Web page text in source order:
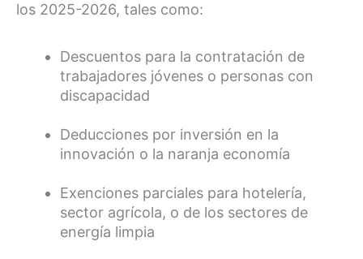
los 2025-2026, tales como:
Descuentos para la contratación de
trabajadores jóvenes o personas con
discapacidad
Deducciones por inversión en la
innovación o la naranja economía
Exenciones parciales para hotelería,
sector agrícola, o de los sectores de
energía limpia